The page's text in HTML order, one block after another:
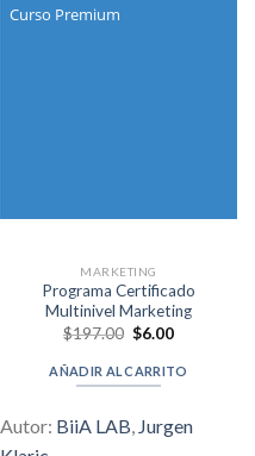
Curso Premium
MARKETING
Programa Certificado
Multinivel Marketing
$197.00 Original
was:
$197.00.
$6.00Current
is:
$6.00.
AÑADIR AL CARRITO
Autor: BiiA LAB Jurgen